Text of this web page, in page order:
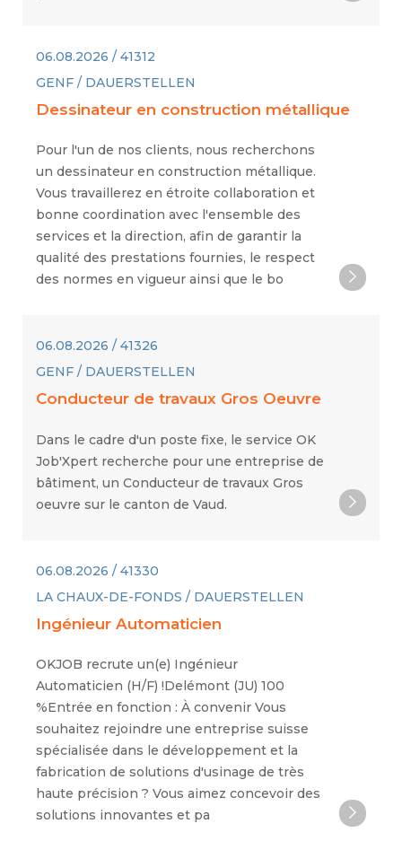
06.08.2026 / 41312
GENF / DAUERSTELLEN
Dessinateur en construction métallique
Pour l'un de nos clients, nous recherchons
un dessinateur en construction métallique.
Vous travaillerez en étroite collaboration et
bonne coordination avec l'ensemble des
services et la direction, afin de garantir la
qualité des prestations fournies, le respect
des normes en vigueur ainsi que le bo
06.08.2026 / 41326
GENF / DAUERSTELLEN
Conducteur de travaux Gros Oeuvre
Dans le cadre d'un poste fixe, le service OK
Job'Xpert recherche pour une entreprise de
bâtiment, un Conducteur de travaux Gros
oeuvre sur le canton de Vaud.
06.08.2026 / 41330
LA CHAUX-DE-FONDS / DAUERSTELLEN
Ingénieur Automaticien
OKJOB recrute un(e) Ingénieur
Automaticien (H/F) !Delémont (JU) 100
%Entrée en fonction : À convenir Vous
souhaitez rejoindre une entreprise suisse
spécialisée dans le développement et la
fabrication de solutions d'usinage de très
haute précision ? Vous aimez concevoir des
solutions innovantes et pa